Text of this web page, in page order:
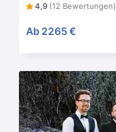
4,9 (12 Bewertungen)
Ab 2265 €